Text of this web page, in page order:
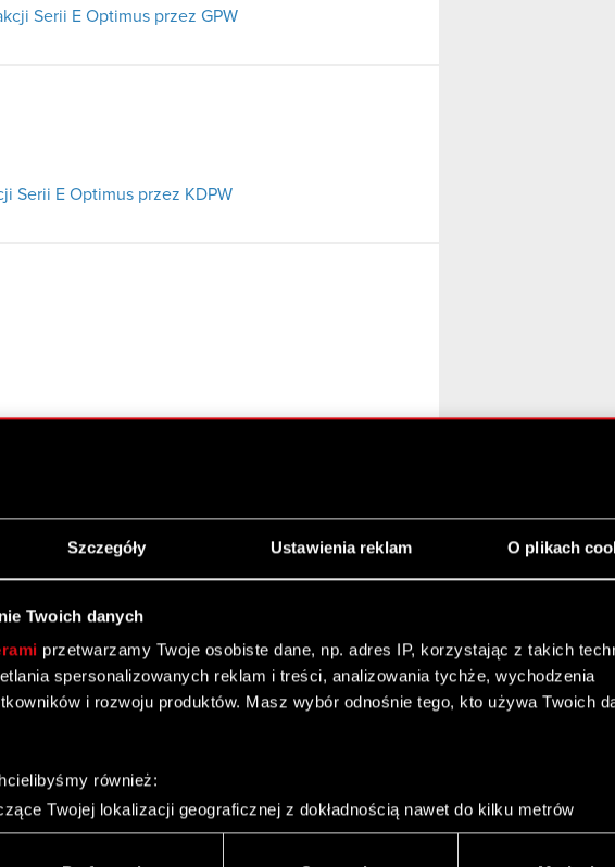
Szczegóły Ustawienia reklam O plikach
Twoich danych
przetwarzamy Twoje osobiste dane, np. adres IP, korzystając z takich
spersonalizowanych reklam i treści, analizowania tychże, wychodzenia
i rozwoju produktów. Masz wybór odnośnie tego, kto używa Twoich
również:
Twojej lokalizacji geograficznej z dokładnością nawet do kilku metrów
aktywnie analizując charakteryzującego je zbiory danych
Serii E Optimus przez GPW
Serii E Optimus przez KDPW
zaangażowania kapitałowego w Spółce
zaangażowania kapitałowego w Spółce